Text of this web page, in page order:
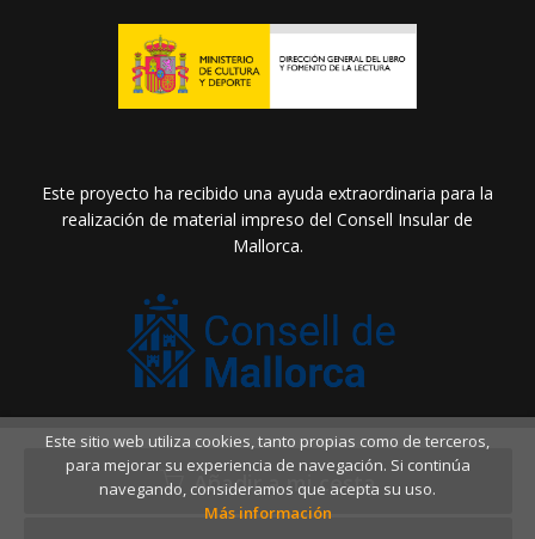
Añadir a mi cesta
Este proyecto ha recibido una ayuda extraordinaria para la
realización de material impreso del Consell Insular de
Mallorca.
2026 ©Llibreria Drac Màgic. Todos los Derechos
Reservados |Grupo Trevenque
Este sitio web utiliza cookies, tanto propias como de terceros,
para mejorar su experiencia de navegación. Si continúa
navegando, consideramos que acepta su uso.
Más información